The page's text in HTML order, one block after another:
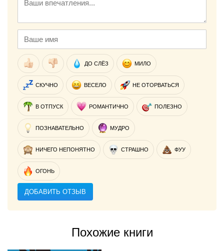
ДО СЛЁЗ МИЛО
СКУЧНО ВЕСЕЛО НЕ ОТОРВАТЬСЯ
В ОТПУСК РОМАНТИЧНО ПОЛЕЗНО
ПОЗНАВАТЕЛЬНО МУДРО
НИЧЕГО НЕПОНЯТНО СТРАШНО ФУУ
ОГОНЬ
ДОБАВИТЬ ОТЗЫВ
Похожие книги